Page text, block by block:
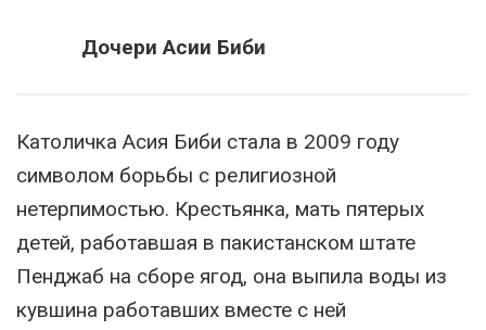
Дочери Асии Биби
Католичка Асия Биби стала в 2009 году
символом борьбы с религиозной
нетерпимостью. Крестьянка, мать пятерых
детей, работавшая в пакистанском штате
Пенджаб на сборе ягод, она выпила воды из
кувшина работавших вместе с ней